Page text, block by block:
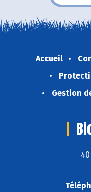
Accueil
Gestion